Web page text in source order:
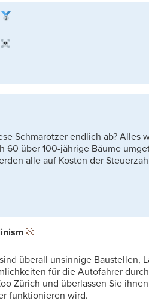
Schmarotzer endlich ab? Alles
60 über 100-jährige Bäume
alle auf Kosten der
überall unsinnige Baustellen,
für die Autofahrer
Zürich und überlassen Sie
funktionieren wird.